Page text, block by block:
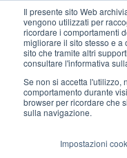
Il presente sito Web
vengono utilizzati per
ricordare i comportamenti
migliorare il sito stesso e a
sito che tramite altri
consultare l'informativa
Se non si accetta l'utilizzo,
comportamento durante
browser per ricordare che
sulla navigazione.
Impostazioni